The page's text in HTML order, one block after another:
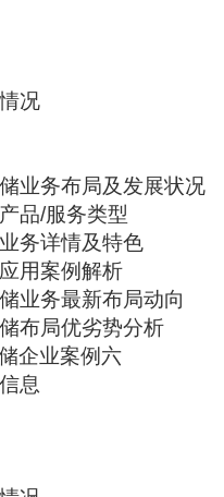
况
业务布局及发展状况
品/服务类型
务详情及特色
用案例解析
业务最新布局动向
布局优劣势分析
企业案例六
息